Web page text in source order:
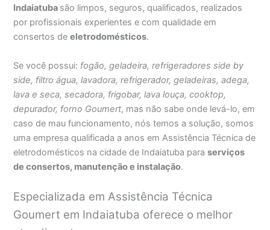
Indaiatuba são limpos, seguros, qualificados, realizados
por profissionais experientes e com qualidade em
consertos deeletrodomésticos.
Se você possui: fogão, geladeira, refrigeradores side by
side, filtro água, lavadora, refrigerador, geladeiras, adega,
lava e seca, secadora, frigobar, lava louça, cooktop,
depurador, forno Goumert, mas não sabe onde levá-lo, em
caso de mau funcionamento, nós temos a solução, somos
uma empresa qualificada a anos em Assistência Técnica de
eletrodomésticos na cidade de Indaiatuba paraserviços
de consertos, manutenção e instalação.
Especializada em Assistência Técnica
Goumert em Indaiatuba oferece o melhor